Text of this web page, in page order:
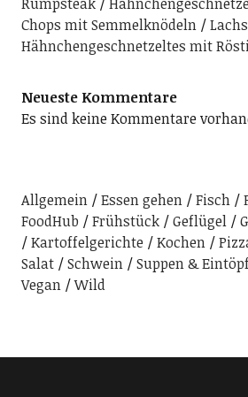
Rumpsteak
Chops mit Semmelknödeln
Hähnchengeschnetzeltes mit
Neueste Kommentare
Es sind keine Kommentare
Allgemein Essen gehen Fisch
FoodHub
Frühstück Geflügel
Kartoffelgerichte
Kochen
Salat
Schwein Suppen &
Vegan
Wild